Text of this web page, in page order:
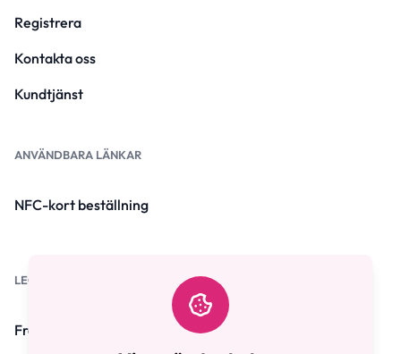
Registrera
Kontakta oss
Kundtjänst
ANVÄNDBARA LÄNKAR
NFC-kort beställning
LEGALISERADE
Frågor